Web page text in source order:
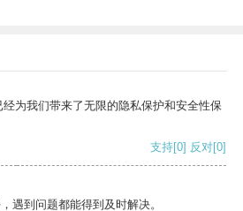
为我们带来了无限的隐私保护和安全性保
支持[0] 反对[0]
遇到问题都能得到及时解决。